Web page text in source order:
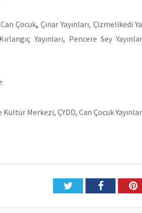
Çocuk, Çınar Yayınları, Çizmelikedi
Yayınları, Pencere Sey
:
Merkezi, ÇYDD, Can Çocuk
TwitterFacebook